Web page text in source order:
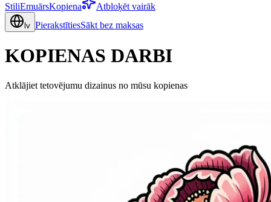
StiliEmuārsKopiena Atbloķēt vairāk
lv PierakstītiesSākt bez maksas
KOPIENAS DARBI
Atklājiet tetovējumu dizainus no mūsu kopienas